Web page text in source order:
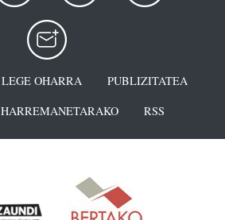
LEGE OHARRA
PUBLIZITATEA
HARREMANETARAKO RSS